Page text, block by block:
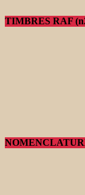
TIMBRES RAF